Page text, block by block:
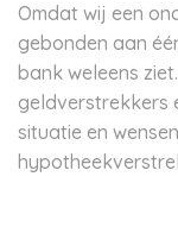
Omdat wij een
gebonden aan
bank weleens
geldverstrekkers
situatie en